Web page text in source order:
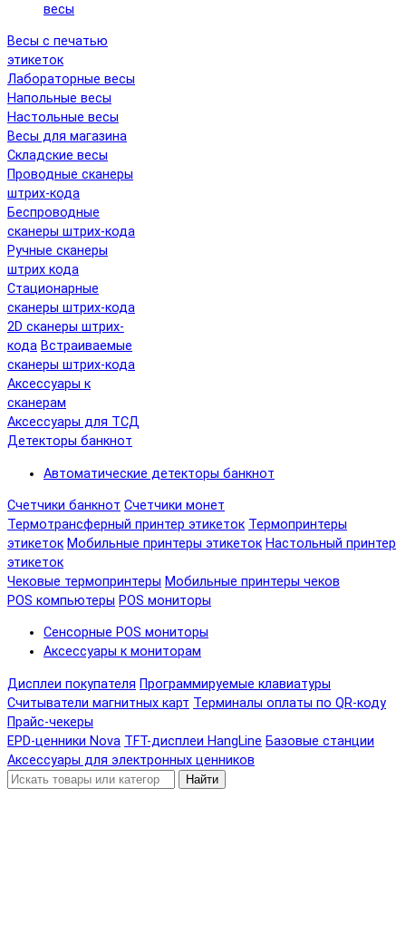
весы
Весы с печатью
этикеток
Лабораторные весы
Напольные весы
Настольные весы
Весы для магазина
Складские весы
Проводные сканеры
штрих-кода
Беспроводные
сканеры штрих-кода
Ручные сканеры
штрих кода
Cтационарные
сканеры штрих-кода
2D сканеры штрих-
кода Встраиваемые
сканеры штрих-кода
Аксессуары к
сканерам
Аксессуары для ТСД
Детекторы банкнот
Автоматические детекторы банкнот
Счетчики банкнот Счетчики монет
Термотрансферный принтер этикеток Термопринтеры
этикеток Мобильные принтеры этикеток Настольный принтер
этикеток
Чековые термопринтеры Мобильные принтеры чеков
POS компьютеры POS мониторы
Сенсорные POS мониторы
Аксессуары к мониторам
Дисплеи покупателя Программируемые клавиатуры
Считыватели магнитных карт Терминалы оплаты по QR-коду
Прайс-чекеры
EPD-ценники Nova TFT-дисплеи HangLine Базовые станции
Аксессуары для электронных ценников
Найти